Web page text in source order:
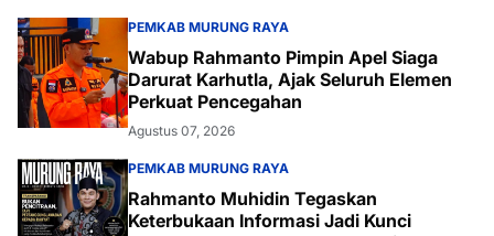
PEMKAB MURUNG RAYA
Wabup Rahmanto Pimpin Apel Siaga
Darurat Karhutla, Ajak Seluruh Elemen
Perkuat Pencegahan
Agustus 07, 2026
PEMKAB MURUNG RAYA
Rahmanto Muhidin Tegaskan
Keterbukaan Informasi Jadi Kunci